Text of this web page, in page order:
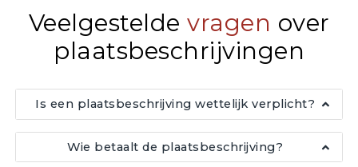
Veelgestelde vragen over
plaatsbeschrijvingen
Is een plaatsbeschrijving wettelijk verplicht?
Wie betaalt de plaatsbeschrijving?